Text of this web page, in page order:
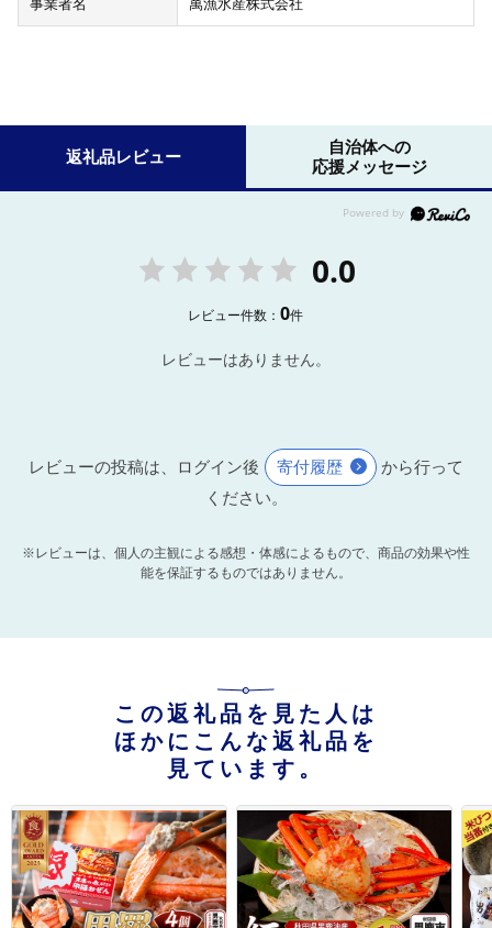
事業者名 萬漁水産株式会社
返礼品レビュー
自治体への
応援メッセージ
0.0
レビュー件数：0件
レビューはありません。
レビューの投稿は、ログイン後 寄付履歴
から行って
ください。
※レビューは、個人の主観による感想・体感によるもので、商品の効果や性
能を保証するものではありません。
この返礼品を見た人は
ほかにこんな返礼品を
見ています。